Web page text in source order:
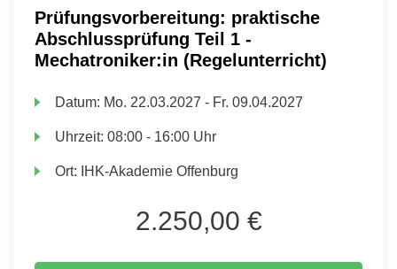
Prüfungsvorbereitung: praktische
Abschlussprüfung Teil 1 -
Mechatroniker:in (Regelunterricht)
Datum: Mo. 22.03.2027 - Fr. 09.04.2027
Uhrzeit:08:00 - 16:00 Uhr
Ort: IHK-Akademie Offenburg
2.250,00 €